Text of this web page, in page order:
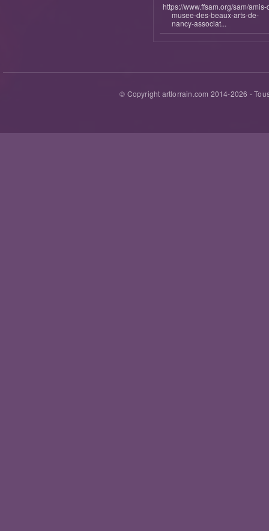
https://www.ffsam.org/sam/amis-
musee-des-beaux-arts-de-
nancy-associat...
© Copyright artlorrain.com 2014-2026 -